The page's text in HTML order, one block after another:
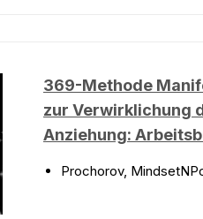
369-Methode
zur Verwirklichung
Anziehung:
Prochorov,